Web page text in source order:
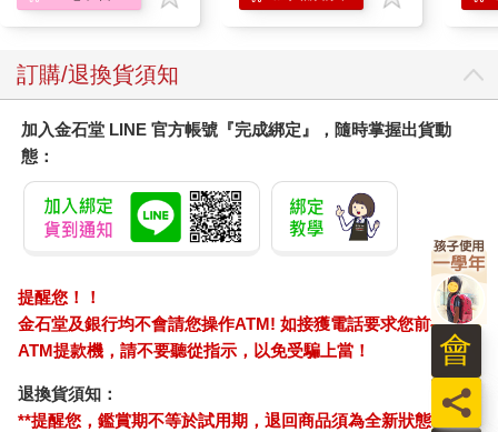
訂購/退換貨須知
加入金石堂 LINE 官方帳號『完成綁定』，隨時掌握出貨動
態：
提醒您！！
金石堂及銀行均不會請您操作ATM! 如接獲電話要求您前往
ATM提款機，請不要聽從指示，以免受騙上當！
退換貨須知：
**提醒您，鑑賞期不等於試用期，退回商品須為全新狀態**
員
會